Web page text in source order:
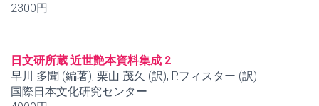
2300円
日文研所蔵 近世艶本資料集成 2
早川 多聞 (編著), 栗山 茂久 (訳), P.フィスター (訳)
国際日本文化研究センター